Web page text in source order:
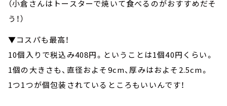
（小倉さんはトースターで焼いて食べるのがおすすめだそ
う！）
▼コスパも最高！
10個入りで税込み408円。ということは1個40円くらい。
1個の大きさも、直径およそ9cm、厚みはおよそ2.5cm。
1つ1つが個包装されているところもいいんです！